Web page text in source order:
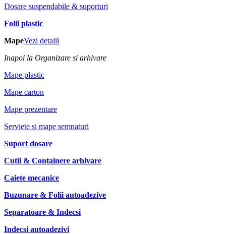
Dosare suspendabile & suporturi
Folii plastic
MapeVezi detalii
Inapoi la Organizare si arhivare
Mape plastic
Mape carton
Mape prezentare
Serviete si mape semnaturi
Suport dosare
Cutii & Containere arhivare
Caiete mecanice
Buzunare & Folii autoadezive
Separatoare & Indecsi
Indecsi autoadezivi